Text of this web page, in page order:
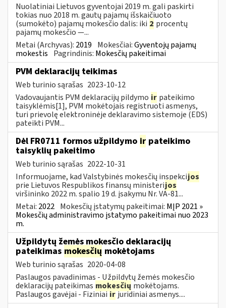
Nuolatiniai Lietuvos gyventojai 2019 m. gali paskirti
tokias nuo 2018 m. gautų pajamų išskaičiuoto
(sumokėto) pajamų mokesčio dalis: iki 2 procentų
pajamų mokesčio —...
Metai (Archyvas): 2019 Mokesčiai:Gyventojų pajamų
mokestis Pagrindinis: Mokesčių pakeitimai
PVM deklaracijų teikimas
Web turinio sąrašas 2023-10-12
Vadovaujantis PVM deklaracijų pildymo ir pateikimo
taisyklėmis[1], PVM mokėtojais registruoti asmenys,
turi prievolę elektroninėje deklaravimo sistemoje (EDS)
pateikti PVM...
Dėl FR0711 formos užpildymo ir pateikimo
taisyklių pakeitimo
Web turinio sąrašas 2022-10-31
Informuojame, kad Valstybinės mokesčių inspekcijos
prie Lietuvos Respublikos finansų ministerijos
viršininko 2022 m. spalio 19 d. įsakymu Nr. VA-81...
Metai: 2022 Mokesčių įstatymų pakeitimai: MĮP 2021 »
Mokesčių administravimo įstatymo pakeitimai nuo 2023
m.
Užpildytų žemės mokesčio deklaracijų
pateikimas mokesčių mokėtojams
Web turinio sąrašas 2020-04-08
Paslaugos pavadinimas - Užpildytų žemės mokesčio
deklaracijų pateikimas mokesčių mokėtojams.
Paslaugos gavėjai - Fiziniaiirjuridiniai asmenys....